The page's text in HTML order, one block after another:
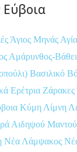
Εύβοια
Άγιος Μηνάς
Αμάρυνθος-
Βασιλικό
Ερέτρια Ζάρακες
Κύμη Λίμνη
Αιδηψού
Νέα Λάμψακος